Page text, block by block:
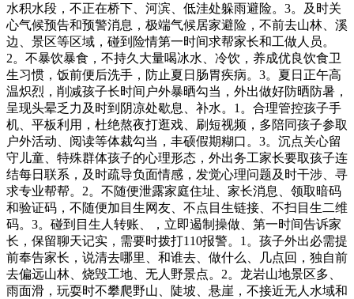
水积水段，不正在桥下、河滨、低洼处躲雨避险。3。及时关
心气候预告和预警消息，极端气候居家避险，不前去山林、溪
边、景区等区域，碰到险情第一时间求帮家长和工做人员。
2。不暴饮暴食，不持久大量喝冰水、冷饮，养成优良饮食卫
生习惯，饭前便后洗手，防止夏日肠胃疾病。3。夏日正午高
温炽烈，削减孩子长时间户外暴晒勾当，外出做好防晒防暑，
呈现头晕乏力及时到阴凉处歇息、补水。1。合理管控孩子手
机、平板利用，杜绝熬夜打逛戏、刷短视频，多陪同孩子参取
户外活动、阅读等体裁勾当，丰硕假期糊口。3。沉点关心留
守儿童、特殊群体孩子的心理形态，外出务工家长要取孩子连
结每日联系，及时疏导负面情感，发觉心理问题及时干涉、寻
求专业帮帮。2。不随便泄露家庭住址、家长消息、领取暗码
和验证码，不随便加目生网友、不点目生链接、不扫目生二维
码。3。碰到目生人转账、，立即遏制操做、第一时间告诉家
长，保留聊天记实，需要时拨打110报警。1。孩子外出必需提
前奉告家长，说清去哪里、和谁去、做什么、几点回，独自前
去偏远山林、烧毁工地、无人野景点。2。龙岩山地景区多、
雨面滑，玩耍时不攀爬野山、陡坡、悬崖，不接近无人水域和